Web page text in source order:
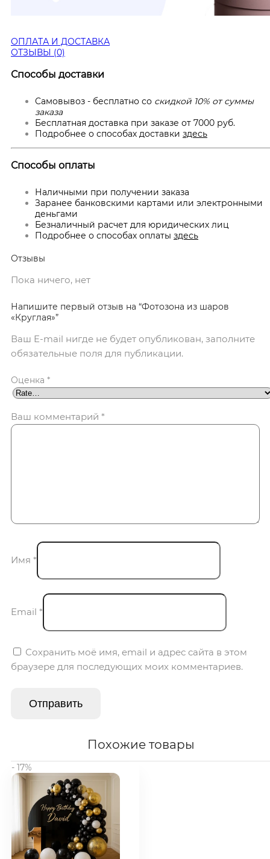
ОПЛАТА И ДОСТАВКА
ОТЗЫВЫ (0)
Способы доставки
Самовывоз - бесплатно со скидкой 10% от суммы
заказа
Бесплатная доставка при заказе от 7000 руб.
Подробнее о способах доставки здесь
Способы оплаты
Наличными при получении заказа
Заранее банковскими картами или электронными
деньгами
Безналичный расчет для юридических лиц
Подробнее о способах оплаты здесь
Отзывы
Пока ничего, нет
Напишите первый отзыв на “Фотозона из шаров
«Круглая»”
Ваш E-mail нигде не будет опубликован, заполните
обязательные поля для публикации.
Оценка *
Ваш комментарий *
Имя *
Email *
Сохранить моё имя, email и адрес сайта в этом
браузере для последующих моих комментариев.
Похожие товары
- 17%